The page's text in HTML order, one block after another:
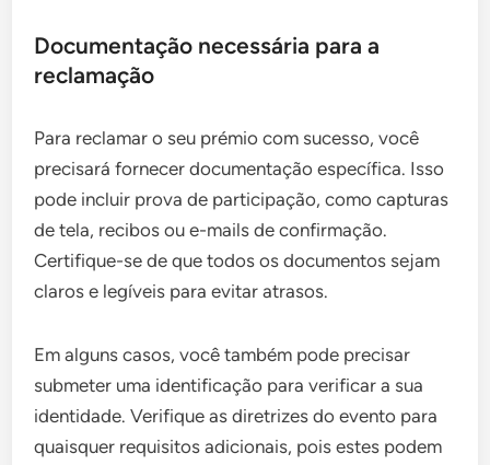
Documentação necessária para a
reclamação
Para reclamar o seu prémio com sucesso, você
precisará fornecer documentação específica. Isso
pode incluir prova de participação, como capturas
de tela, recibos ou e-mails de confirmação.
Certifique-se de que todos os documentos sejam
claros e legíveis para evitar atrasos.
Em alguns casos, você também pode precisar
submeter uma identificação para verificar a sua
identidade. Verifique as diretrizes do evento para
quaisquer requisitos adicionais, pois estes podem